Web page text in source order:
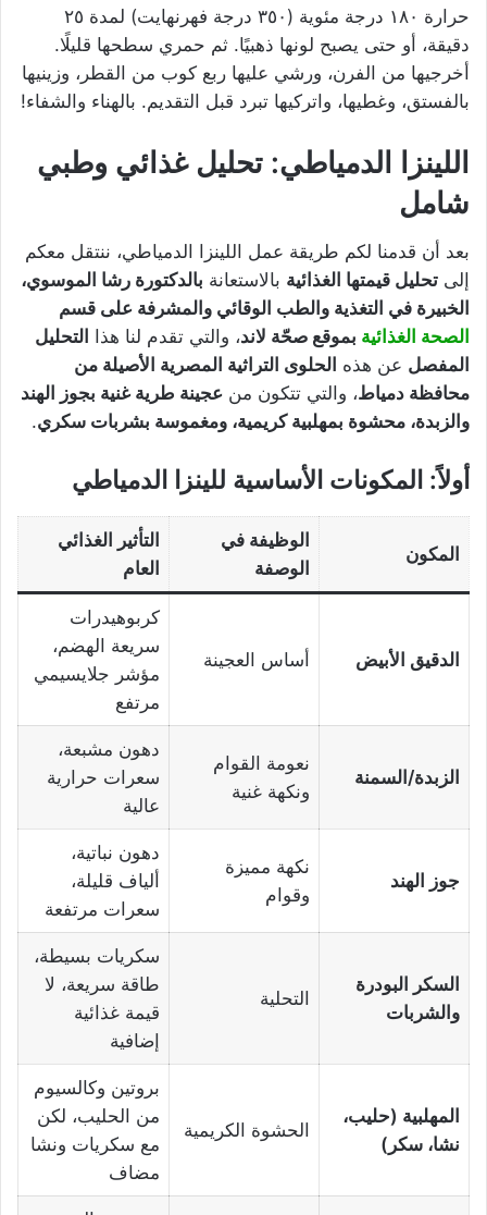
حرارة ١٨٠ درجة مئوية (٣٥٠ درجة فهرنهايت) لمدة ٢٥
دقيقة، أو حتى يصبح لونها ذهبيًا. ثم حمري سطحها قليلًا.
أخرجيها من الفرن، ورشي عليها ربع كوب من القطر، وزينيها
بالفستق، وغطيها، واتركيها تبرد قبل التقديم. بالهناء والشفاء!
اللينزا الدمياطي: تحليل غذائي وطبي
شامل
بعد أن قدمنا لكم طريقة عمل اللينزا الدمياطي، ننتقل معكم
إلى تحليل قيمتها الغذائية بالاستعانة بالدكتورة رشا الموسوي،
الخبيرة في التغذية والطب الوقائي والمشرفة على قسم
الصحة الغذائية بموقع صحّة لاند، والتي تقدم لنا هذا
التحليل
المفصل عن هذه الحلوى التراثية المصرية الأصيلة من
محافظة دمياط، والتي تتكون من عجينة طرية غنية بجوز الهند
والزبدة، محشوة بمهلبية كريمية، ومغموسة بشربات سكري.
أولاً: المكونات الأساسية للينزا الدمياطي
المكون
الوظيفة في
الوصفة
التأثير الغذائي
العام
الدقيق الأبيض أساس العجينة
كربوهيدرات
سريعة الهضم،
مؤشر جلايسيمي
مرتفع
الزبدة/السمنة
نعومة القوام
ونكهة غنية
دهون مشبعة،
سعرات حرارية
عالية
جوز الهند
نكهة مميزة
وقوام
دهون نباتية،
ألياف قليلة،
سعرات مرتفعة
السكر البودرة
والشربات
التحلية
سكريات بسيطة،
طاقة سريعة، لا
قيمة غذائية
إضافية
المهلبية (حليب،
نشا، سكر)
الحشوة الكريمية
بروتين وكالسيوم
من الحليب، لكن
مع سكريات ونشا
مضاف